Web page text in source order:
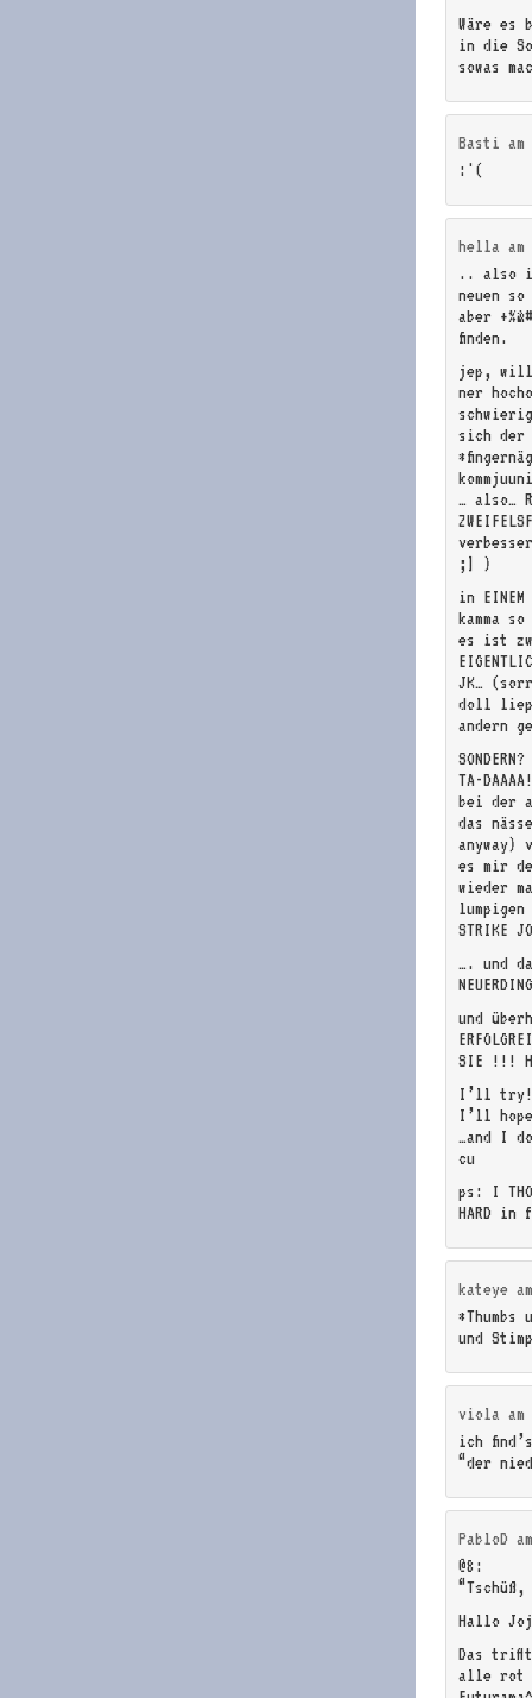
Wäre es
in die
sowas
Basti am
:'(
hella am
.. also
neuen
aber
finden.
jep,
ner
sich der
… also…
;] )
in
kamma
es ist
JK…
doll
andern
SONDERN?
TA-
bei der
das
anyway)
es mir
wieder
STRIKE
…. und
und
SIE !!!
I’ll try!
I’ll
…and I
cu
ps: I
HARD in
kateye
und
viola am
ich
“der
PabloD
@8:
“Tschüß,
Hallo
Das
alle rot